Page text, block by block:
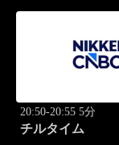
20:50-20:55 5分
チルタイム